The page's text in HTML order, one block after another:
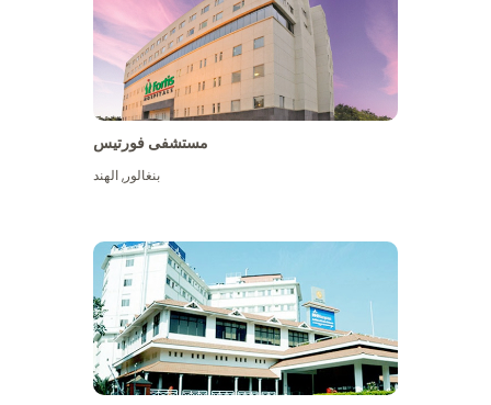
مستشفى فورتيس
بنغالور,الهند